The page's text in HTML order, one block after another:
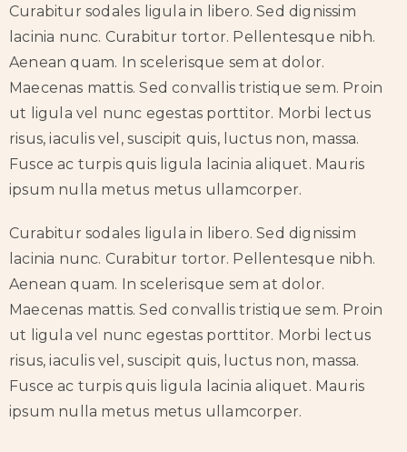
Curabitur sodales ligula in libero. Sed dignissim
lacinia nunc. Curabitur tortor. Pellentesque nibh.
Aenean quam. In scelerisque sem at dolor.
Maecenas mattis. Sed convallis tristique sem. Proin
ut ligula vel nunc egestas porttitor. Morbi lectus
risus, iaculis vel, suscipit quis, luctus non, massa.
Fusce ac turpis quis ligula lacinia aliquet. Mauris
ipsum nulla metus metus ullamcorper.
Curabitur sodales ligula in libero. Sed dignissim
lacinia nunc. Curabitur tortor. Pellentesque nibh.
Aenean quam. In scelerisque sem at dolor.
Maecenas mattis. Sed convallis tristique sem. Proin
ut ligula vel nunc egestas porttitor. Morbi lectus
risus, iaculis vel, suscipit quis, luctus non, massa.
Fusce ac turpis quis ligula lacinia aliquet. Mauris
ipsum nulla metus metus ullamcorper.